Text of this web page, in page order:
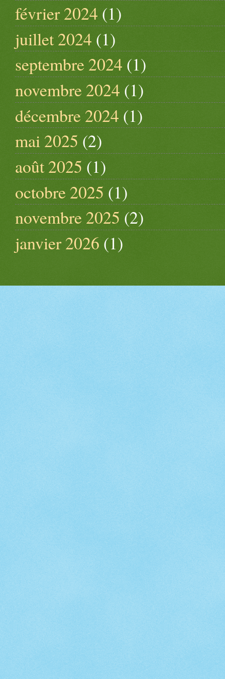
février 2024 (1)
juillet 2024 (1)
septembre 2024 (1)
novembre 2024 (1)
décembre 2024 (1)
mai 2025 (2)
août 2025 (1)
octobre 2025 (1)
novembre 2025 (2)
janvier 2026 (1)